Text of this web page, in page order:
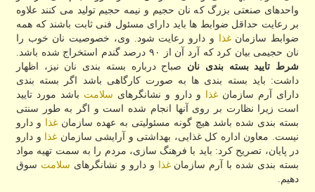
واحدهای صنعتی بزرگ كه نان حجیم و نیمه حجیم تولید می كنند علاوه
بر رعایت حداقل ضوابط ها باید دارای مسئول فنی ثابت باشند كه همه
ضوابط سازمانغذا و دارو رعایت شود. وی، خصوصیت نان خوب را
نان حجیمی بیان كرد كه آرد آن از ۹۰ درصد گندم استخراج شده باشد.
شرط تایید بسته بندی نان صباح درباره بسته بندی نان نیز، اظهار
داشت: باید بسته بندی ها به صورت كارگاهی باشد اگر بسته بندی
دارای آرم سازمانغذا و دارو و نشانگرهای سلامت باشد مورد تایید
است زیرا نظارت بر روی آنها انجام شده است و اگر به طور سنتی
بسته بندی شده باشد هیچ گونه مسئولیتی به عهده سازمان غذا و دارو
نیست. معاون اداره كل غذایی، بهداشتی و آرایشی سازمان غذا و دارو
در پایان، تصریح كرد: باید با فرهنگ سازی، مردم را به سمت تهیه مواد
بسته بندی شده با آرم سازمانغذا و دارو و نشانگرهای سلامت سوق
دهیم.